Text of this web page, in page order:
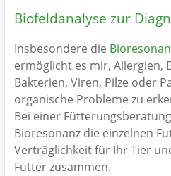
Biofeldanalyse zur
Insbesondere die
ermöglicht es mir, Allergien,
Bakterien, Viren, Pilze oder
organische Probleme zu
Bei einer
Bioresonanz die einzelnen
Verträglichkeit für Ihr Tier
Futter zusammen.